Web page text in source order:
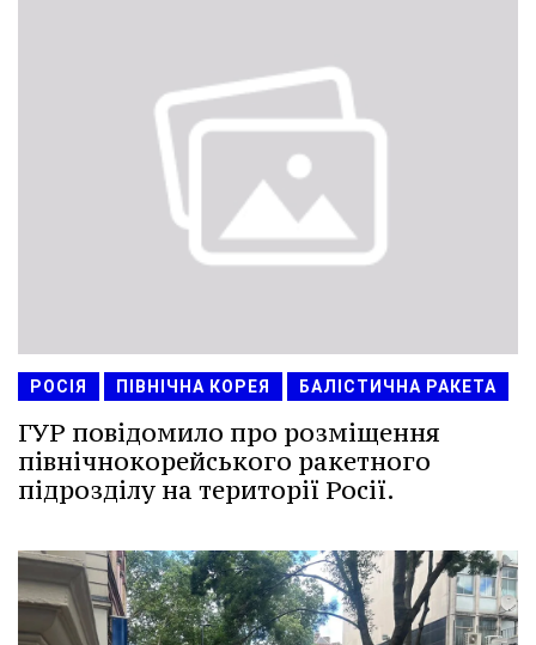
РОСІЯ ПІВНІЧНА КОРЕЯ БАЛІСТИЧНА РАКЕТА
ГУР повідомило про розміщення
північнокорейського ракетного
підрозділу на території Росії.